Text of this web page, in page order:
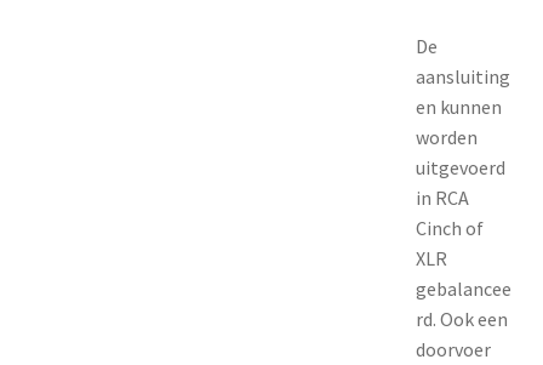
De
aansluiting
en kunnen
worden
uitgevoerd
in RCA
Cinch of
XLR
gebalancee
rd. Ook een
doorvoer